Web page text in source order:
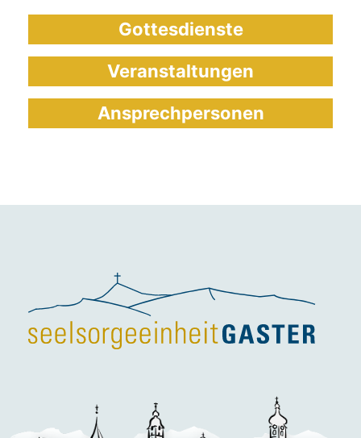
Gottesdienste
Veranstaltungen
Ansprechpersonen